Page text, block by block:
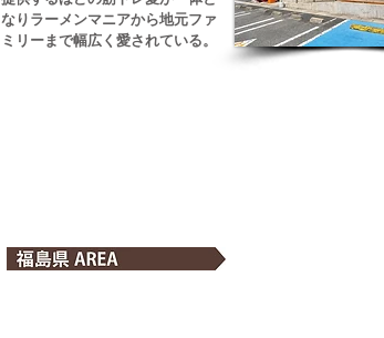
なりラーメンマニアから地元ファ
ミリーまで幅広く愛されている。